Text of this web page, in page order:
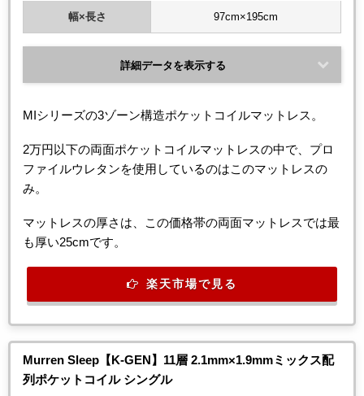
幅×長さ 97cm×195cm
詳細データを表示する
MIシリーズの3ゾーン構造ポケットコイルマットレス。
2万円以下の両面ポケットコイルマットレスの中で、プロ
ファイルウレタンを使用しているのはこのマットレスの
み。
マットレスの厚さは、この価格帯の両面マットレスでは最
も厚い25cmです。
楽天市場で見る
Murren Sleep【K-GEN】11層 2.1mm×1.9mmミックス配
列ポケットコイル シングル